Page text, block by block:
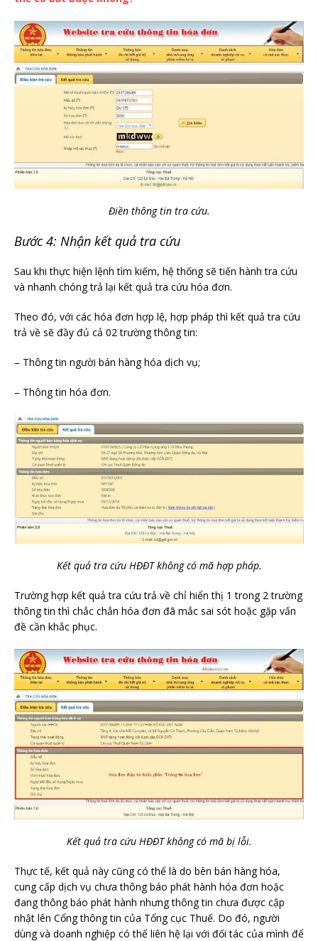
Điền thông tin tra cứu.
Bước 4: Nhận kết quả tra cứu
Sau khi thực hiện lệnh tìm kiếm, hệ thống sẽ tiến hành tra cứu
và nhanh chóng trả lại kết quả tra cứu hóa đơn.
Theo đó, với các hóa đơn hợp lệ, hợp pháp thì kết quả tra cứu
trả về sẽ đầy đủ cả 02 trường thông tin:
– Thông tin người bán hàng hóa dịch vụ;
– Thông tin hóa đơn.
Kết quả tra cứu HĐĐT không có mã hợp pháp.
Trường hợp kết quả tra cứu trả về chỉ hiển thị 1 trong 2 trường
thông tin thì chắc chắn hóa đơn đã mắc sai sót hoặc gặp vấn
đề cần khắc phục.
Kết quả tra cứu HĐĐT không có mã bị lỗi.
Thực tế, kết quả này cũng có thể là do bên bán hàng hóa,
cung cấp dịch vụ chưa thông báo phát hành hóa đơn hoặc
đang thông báo phát hành nhưng thông tin chưa được cập
nhật lên Cổng thông tin của Tổng cục Thuế. Do đó, người
dùng và doanh nghiệp có thể liên hệ lại với đối tác của mình để